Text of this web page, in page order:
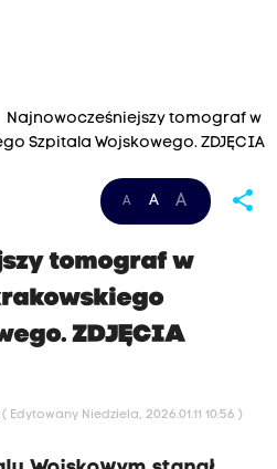
Najnowocześniejszy tomograf w
Szpitala Wojskowego. ZDJĘCIA
A A A share
tomograf w
ZDJĘCIA
( Edytowany Niedziela, 2026.01.11 10:56 )